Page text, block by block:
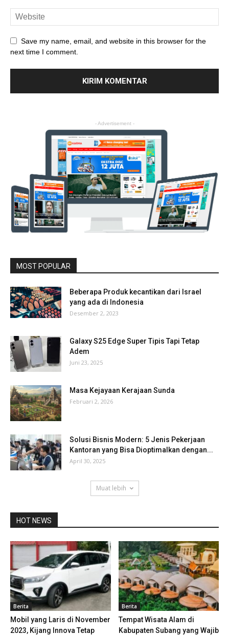
Save my name, email, and website in this browser for the
next time I comment.
- Advertisement -
MOST POPULAR
Beberapa Produk kecantikan dari Israel
yang ada di Indonesia
Desember 2, 2023
Galaxy S25 Edge Super Tipis Tapi Tetap
Adem
Juni 23, 2025
Masa Kejayaan Kerajaan Sunda
Februari 2, 2026
Solusi Bisnis Modern: 5 Jenis Pekerjaan
Kantoran yang Bisa Dioptimalkan dengan...
April 30, 2025
Muat lebih
HOT NEWS
Berita
Mobil yang Laris di November
2023, Kijang Innova Tetap
Berita
Tempat Wisata Alam di
Kabupaten Subang yang Wajib